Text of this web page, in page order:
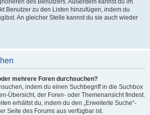
Benutzer zu den Listen hinzufügen, indem du
An gleicher Stelle kannst du sie auch wieder
mehrere Foren durchsuchen?
indem du einen Suchbegriff in die Suchbox
Übersicht, der Foren- oder Themenansicht findest.
erhältst du, indem du den „Erweiterte Suche“-
Seite des Forums aus verfügbar ist.